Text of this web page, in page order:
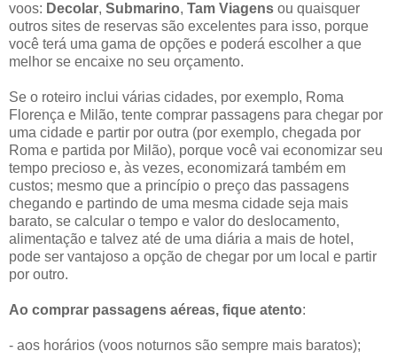
voos: Decolar, Submarino, Tam Viagens ou quaisquer
outros sites de reservas são excelentes para isso, porque
você terá uma gama de opções e poderá escolher a que
melhor se encaixe no seu orçamento.
Se o roteiro inclui várias cidades, por exemplo, Roma
Florença e Milão, tente comprar passagens para chegar por
uma cidade e partir por outra (por exemplo, chegada por
Roma e partida por Milão), porque você vai economizar seu
tempo precioso e, às vezes, economizará também em
custos; mesmo que a princípio o preço das passagens
chegando e partindo de uma mesma cidade seja mais
barato, se calcular o tempo e valor do deslocamento,
alimentação e talvez até de uma diária a mais de hotel,
pode ser vantajoso a opção de chegar por um local e partir
por outro.
Ao comprar passagens aéreas, fique atento:
- aos horários (voos noturnos são sempre mais baratos);